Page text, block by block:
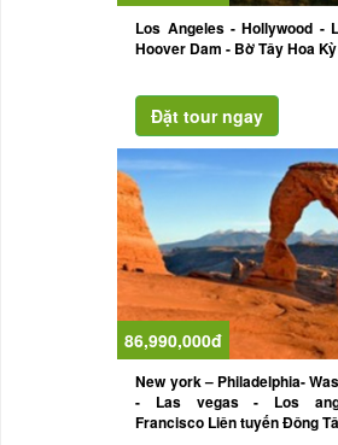
Los Angeles - Hollywood -
Hoover Dam - Bờ Tây Hoa Kỳ
86,990,000đ
New york – Philadelphia-
- Las vegas - Los
Francisco Liên tuyến Đông